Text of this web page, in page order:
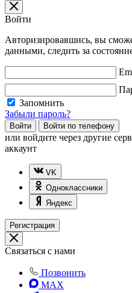
Войти
Авторизировавшись, вы
данными, следить за
Запомнить
Забыли пароль?
Войти Войти по телефону
или войдите через другие
аккаунт
VK
Одноклассники
Яндекс
Регистрация
Связаться с нами
Позвонить
MAX